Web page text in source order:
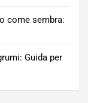
come sembra:
Guida per